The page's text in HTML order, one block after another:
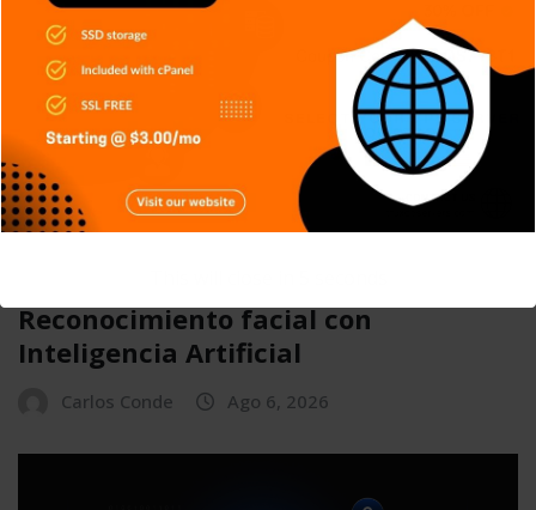
APPS DISPOSITIVOS GENERAL
NOTICIAS
Reconocimiento facial con
Inteligencia Artificial
Carlos Conde Ago 6, 2026